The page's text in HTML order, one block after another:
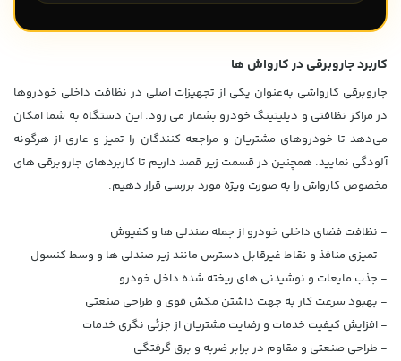
کاربرد جاروبرقی در کارواش ها
جاروبرقی کارواشی به‌عنوان یکی از تجهیزات اصلی در نظافت داخلی خودروها
در مراکز نظافتی و دیلیتینگ خودرو بشمار می رود. این دستگاه به شما امکان
می‌دهد تا خودروهای مشتریان و مراجعه کنندگان را تمیز و عاری از هرگونه
آلودگی نمایید. همچنین در قسمت زیر قصد داریم تا کاربردهای جاروبرقی های
مخصوص کارواش را به صورت ویژه مورد بررسی قرار دهیم.
- نظافت فضای داخلی خودرو از جمله صندلی ها و کفپوش
- تمیزی منافذ و نقاط غیرقابل دسترس مانند زیر صندلی ها و وسط کنسول
- جذب مایعات و نوشیدنی های ریخته شده داخل خودرو
- بهبود سرعت کار به جهت داشتن مکش قوی و طراحی صنعتی
- افزایش کیفیت خدمات و رضایت مشتریان از جزئی نگری خدمات
- طراحی صنعتی و مقاوم در برابر ضربه و برق گرفتگی